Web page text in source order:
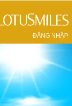
ĐĂNG NHẬP